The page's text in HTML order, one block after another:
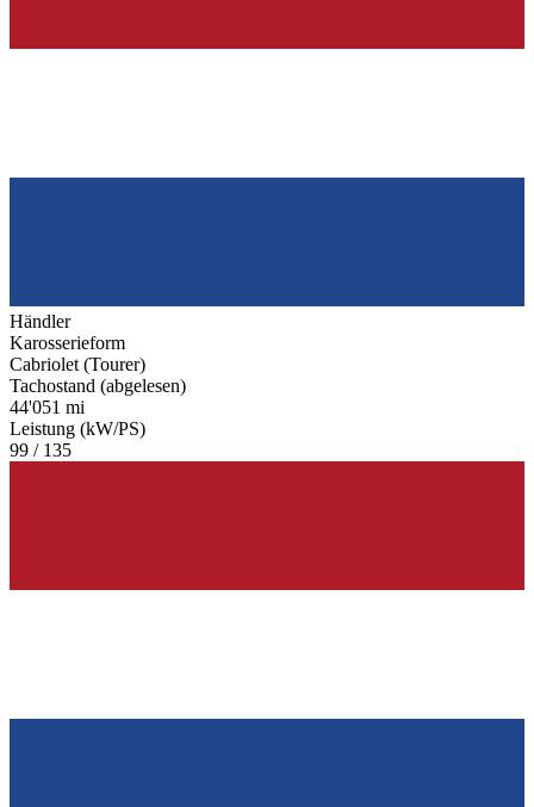
Händler
Karosserieform
Cabriolet (Tourer)
Tachostand (abgelesen)
44'051 mi
Leistung (kW/PS)
99 / 135